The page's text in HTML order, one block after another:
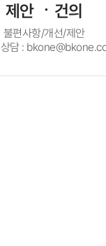
제안 ㆍ건의
불편사항/개선/제안
상담 :